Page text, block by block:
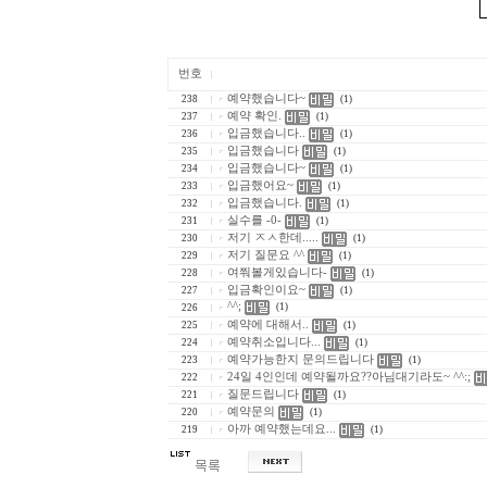
번호
238 예약했습니다~ (1)
237
예약 확인. (1)
236
입금했습니다.. (1)
235
입금했습니다 (1)
234
입금했습니다~ (1)
233
입금했어요~ (1)
232
입금했습니다. (1)
231
실수를 -0- (1)
230
저기 ㅈㅅ한데..... (1)
229
저기 질문요 ^^ (1)
228
여쭤볼게있습니다- (1)
227
입금확인이요~ (1)
226
^^; (1)
225
예약에 대해서.. (1)
224
예약취소입니다... (1)
223
예약가능한지 문의드립니다 (1)
222
24일 4인인데 예약될까요??아님대기라도~ ^^:;
221
질문드립니다 (1)
220
예약문의 (1)
219
아까 예약했는데요... (1)